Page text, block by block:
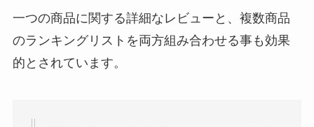
一つの商品に関する詳細なレビューと、複数商品
のランキングリストを両方組み合わせる事も効果
的とされています。